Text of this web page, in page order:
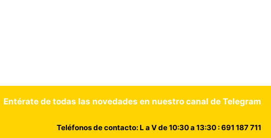
Entérate de todas las novedades en nuestro canal de Telegram
Teléfonos de contacto: L a V de 10:30 a 13:30 : 691 187 711